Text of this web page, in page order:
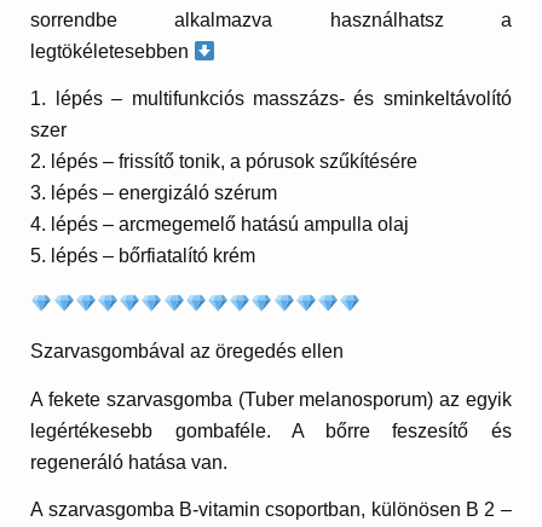
sorrendbe alkalmazva használhatsz a
legtökéletesebben
1. lépés – multifunkciós masszázs- és sminkeltávolító
szer
2. lépés – frissítő tonik, a pórusok szűkítésére
3. lépés – energizáló szérum
4. lépés – arcmegemelő hatású ampulla olaj
5. lépés – bőrfiatalító krém
Szarvasgombával az öregedés ellen
A fekete szarvasgomba (Tuber melanosporum) az egyik
legértékesebb gombaféle. A bőrre feszesítő és
regeneráló hatása van.
A szarvasgomba B-vitamin csoportban, különösen B 2 –